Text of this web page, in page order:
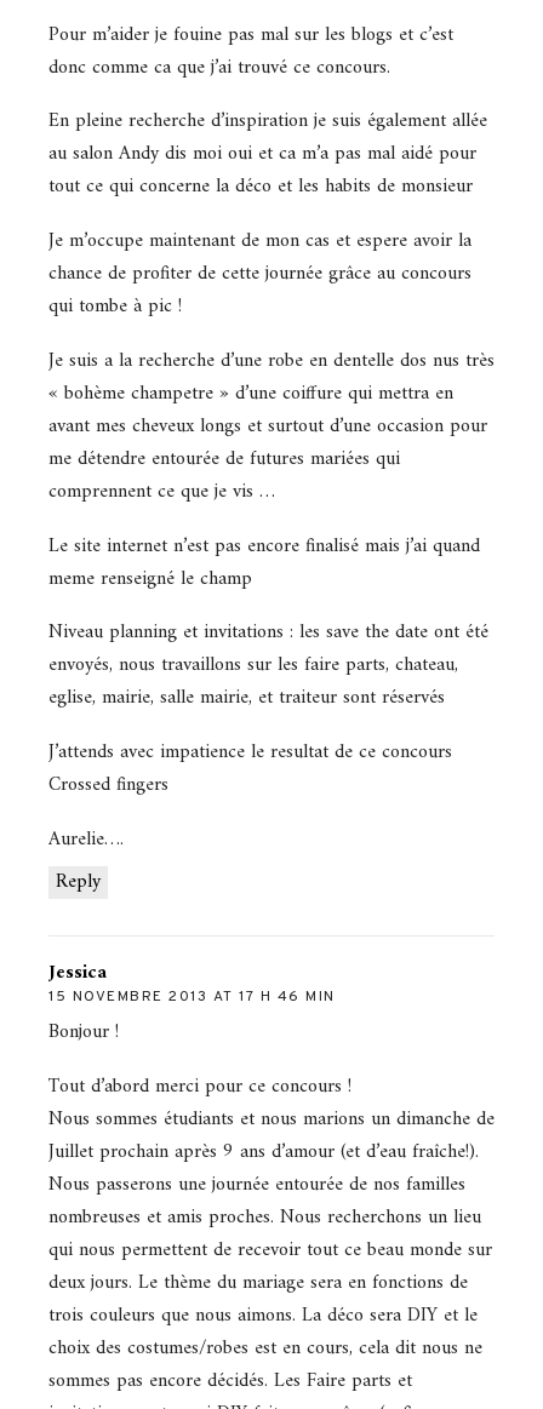
Reply
Pour m’aider je fouine pas mal sur les blogs et c’est
donc comme ca que j’ai trouvé ce concours.
En pleine recherche d’inspiration je suis également allée
au salon Andy dis moi oui et ca m’a pas mal aidé pour
tout ce qui concerne la déco et les habits de monsieur
Je m’occupe maintenant de mon cas et espere avoir la
chance de profiter de cette journée grâce au concours
qui tombe à pic !
Je suis a la recherche d’une robe en dentelle dos nus très
« bohème champetre » d’une coiffure qui mettra en
avant mes cheveux longs et surtout d’une occasion pour
me détendre entourée de futures mariées qui
comprennent ce que je vis …
Le site internet n’est pas encore finalisé mais j’ai quand
meme renseigné le champ
Niveau planning et invitations : les save the date ont été
envoyés, nous travaillons sur les faire parts, chateau,
eglise, mairie, salle mairie, et traiteur sont réservés
J’attends avec impatience le resultat de ce concours
Crossed fingers
Aurelie….
Jessica
15 NOVEMBRE 2013 AT 17 H 46 MIN
Bonjour !
Tout d’abord merci pour ce concours !
Nous sommes étudiants et nous marions un dimanche de
Juillet prochain après 9 ans d’amour (et d’eau fraîche!).
Nous passerons une journée entourée de nos familles
nombreuses et amis proches. Nous recherchons un lieu
qui nous permettent de recevoir tout ce beau monde sur
deux jours. Le thème du mariage sera en fonctions de
trois couleurs que nous aimons. La déco sera DIY et le
choix des costumes/robes est en cours, cela dit nous ne
sommes pas encore décidés. Les Faire parts et